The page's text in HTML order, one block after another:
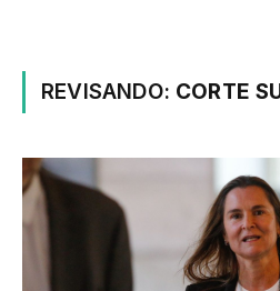
REVISANDO: CORTE